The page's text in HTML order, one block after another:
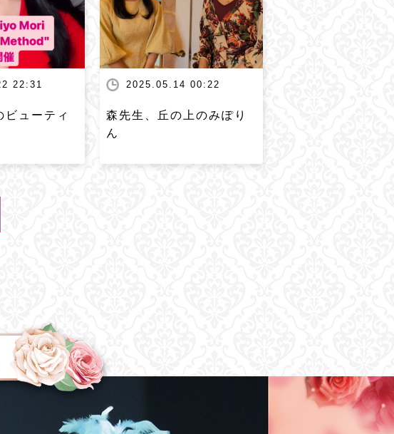
22:31
ビューティ
2025.05.14 00:22
森先生、丘の上のみぽり
ん